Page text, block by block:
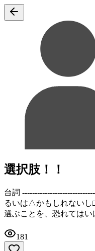
選択肢！！
台詞
るいは△かもしれないし
選ぶことを、恐れては
181